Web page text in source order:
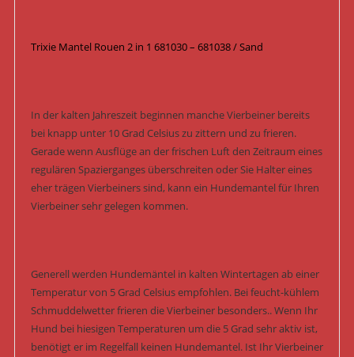
Trixie Mantel Rouen 2 in 1 681030 – 681038 / Sand
In der kalten Jahreszeit beginnen manche Vierbeiner bereits
bei knapp unter 10 Grad Celsius zu zittern und zu frieren.
Gerade wenn Ausflüge an der frischen Luft den Zeitraum eines
regulären Spazierganges überschreiten oder Sie Halter eines
eher trägen Vierbeiners sind, kann ein Hundemantel für Ihren
Vierbeiner sehr gelegen kommen.
Generell werden Hundemäntel in kalten Wintertagen ab einer
Temperatur von 5 Grad Celsius empfohlen. Bei feucht-kühlem
Schmuddelwetter frieren die Vierbeiner besonders.. Wenn Ihr
Hund bei hiesigen Temperaturen um die 5 Grad sehr aktiv ist,
benötigt er im Regelfall keinen Hundemantel. Ist Ihr Vierbeiner